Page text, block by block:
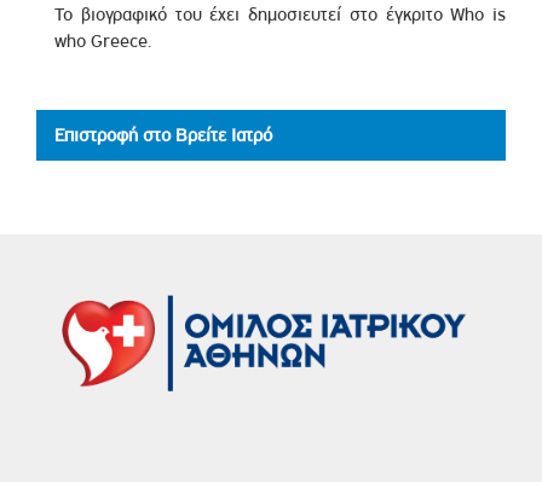
Το βιογραφικό του έχει δημοσιευτεί στο έγκριτο Who is
who Greece.
Επιστροφή στο Βρείτε Ιατρό